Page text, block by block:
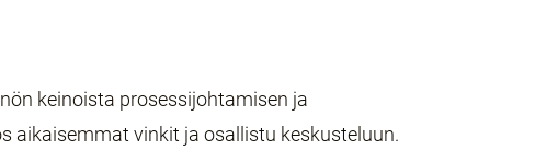
keinoista prosessijohtamisen ja
aikaisemmat vinkit ja osallistu keskusteluun.